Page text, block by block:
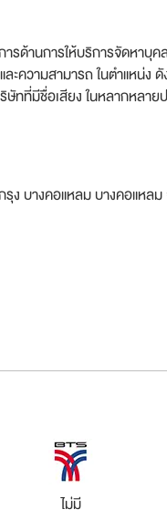
ด้านการให้บริการจัดหาบุ
วามสามารถ ในตำแหน่ง
ษัทที่มีชื่อเสียง ในหลากหล
บางคอแหลม บางคอแหลม
ไม่มี